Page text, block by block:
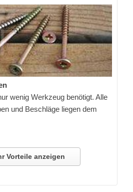
wenig Werkzeug benötigt. Alle
und Beschläge liegen dem
Vorteile anzeigen